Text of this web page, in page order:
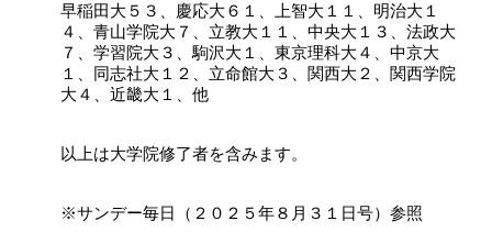
早稲田大５３、慶応大６１、上智大１１、明治大１
４、青山学院大７、立教大１１、中央大１３、法政大
７、学習院大３、駒沢大１、東京理科大４、中京大
１、同志社大１２、立命館大３、関西大２、関西学院
大４、近畿大１、他
以上は大学院修了者を含みます。
※サンデー毎日（２０２５年８月３１日号）参照